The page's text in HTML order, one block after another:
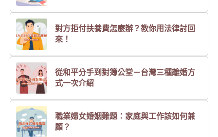
對方拒付扶養費怎麼辦？教你用法律討回
來！
從和平分手到對簿公堂－台灣三種離婚方
式一次介紹
職業婦女婚姻難題：家庭與工作該如何兼
顧？